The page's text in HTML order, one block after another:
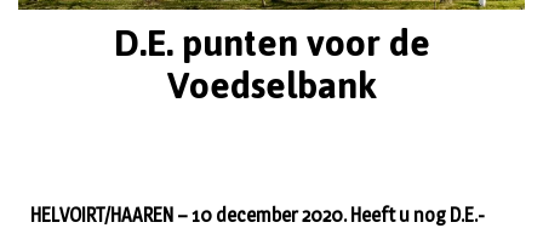
D.E. punten voor de
Voedselbank
HELVOIRT/HAAREN – 10 december 2020. Heeft u nog D.E.-